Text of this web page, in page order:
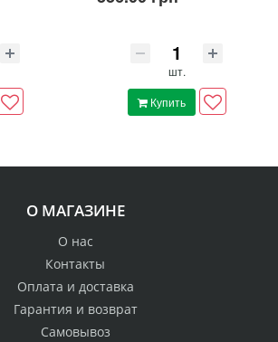
шт.
Купить
О МАГАЗИНЕ
О нас
Контакты
Оплата и доставка
Гарантия и возврат
Самовывоз